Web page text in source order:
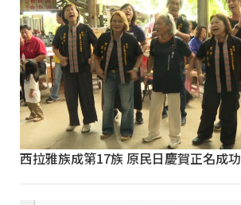
西拉雅族成第17族 原民日慶賀正名成功